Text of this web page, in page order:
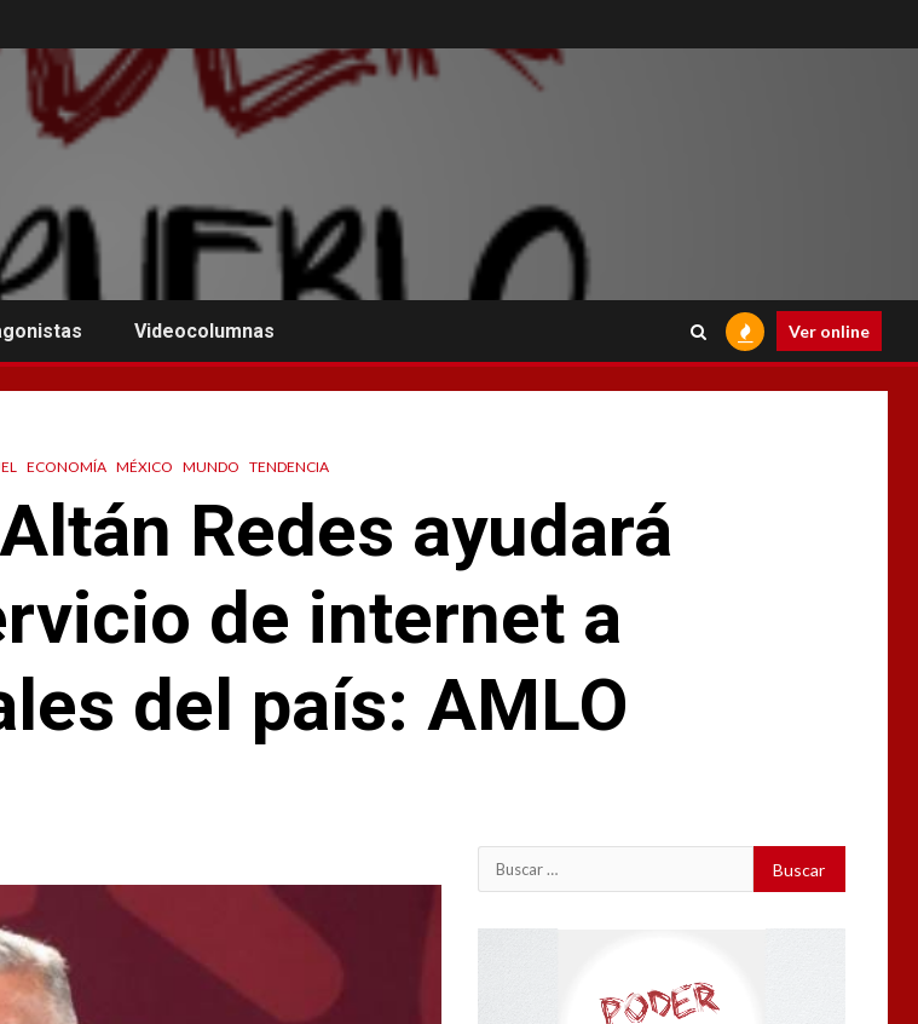
Videocolumnas Ver online
ECONOMÍA MÉXICO MUNDO TENDENCIA
Redes ayudará
de internet a
del país: AMLO
Buscar: